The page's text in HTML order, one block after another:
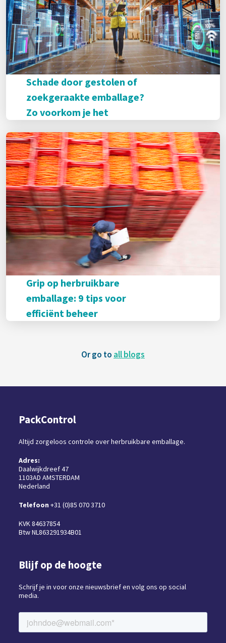
Schade door gestolen of
zoekgeraakte emballage?
Zo voorkom je het
Grip op herbruikbare
emballage: 9 tips voor
efficiënt beheer
Or go to all blogs
PackControl
Altijd zorgeloos controle over herbruikbare emballage.
Adres:
Daalwijkdreef 47
1103AD AMSTERDAM
Nederland
Telefoon +31 (0)85 070 3710
KVK 84637854
Btw NL863291934B01
Blijf op de hoogte
Schrijf je in voor onze nieuwsbrief en volg ons op social
media.